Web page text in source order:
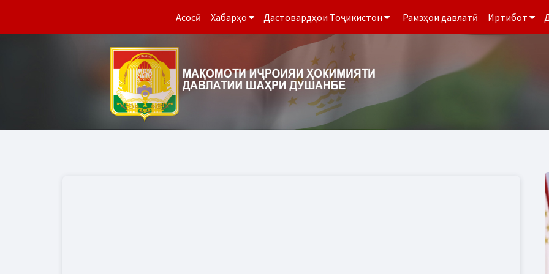
Асосӣ Хабарҳо Дастовардҳои Тоҷикистон Рамзҳои давлатӣ Иртибот